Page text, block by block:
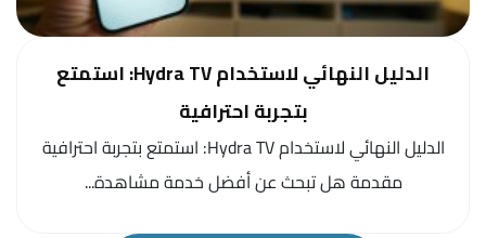
الدليل النهائي لاستخدام Hydra TV: استمتع
بتجربة احترافية
الدليل النهائي لاستخدام Hydra TV: استمتع بتجربة احترافية
مقدمة هل تبحث عن أفضل خدمة مشاهدة...